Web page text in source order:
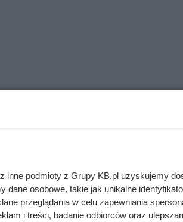
Polacy nie wiedzą, jak reagować
inne podmioty z Grupy KB.pl uzyskujemy
dane osobowe, takie jak unikalne
przeglądania w celu zapewniania
i treści, badanie odbiorców oraz